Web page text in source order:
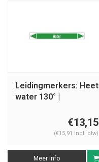
Leidingmerkers: Heet
water 130° |
€13,15
(€15,91 Incl. btw)
Meer info